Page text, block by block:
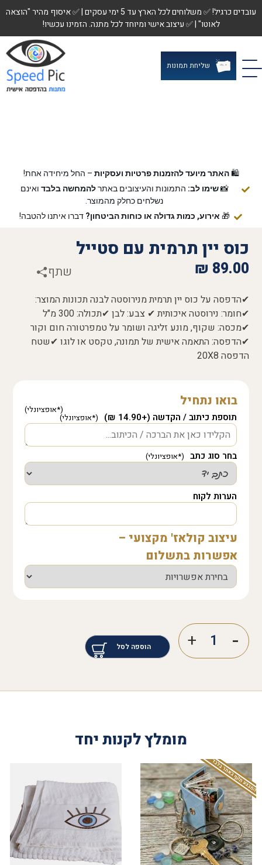
עובדים כרגיל! ✅ משלוחים לכל הארץ עד 5 ימי עסקים | ✅ איסוף מהיר "הוצאה
לאוטו" | ✅ עיצוב אישי ומיוחד לכל מתנה. הזמינו עכשיו!
שליחת תמונות
🛍️האתר מיועד להזמנות פרטיות ועסקיות – החל מיחידה אחת!
📸שימו לב: התמונות והעיצובים באתרלהמחשה בלבד ואינם
נשלחים כחלק מהמוצר.
🎁 אירוע, כמות גדולה או כוחות הביטחון? דברו איתנו להטבה!
כוס יין תרמית עם סטייל
89.00
₪ שתף
✔הדפסה על כוס יין תרמית מנירוסטה לבנה תכונות המוצר:
✔חומר: נירוסטה איכותית ✔ צבע: לבן ✔תכולה: 300 מ"ל
✔מכסה: שקוף, מונע זליגה ושומר על טמפרטורה חום וקור
✔הדפסה: התאמה אישית של תמונה, טקסט או לוגו ✔שטח
הדפסה 20X8
בואו נתחיל
תוספת כיתוב / הקדשה (+14.90 ₪)
בחר סוג כתב
הערות לקוח
עיצוב קולאז' מקצועי –
אפשרות בתשלום
הוספה לסל
מומלץ לקנות יחד
המבצע תקף באתר בלבד